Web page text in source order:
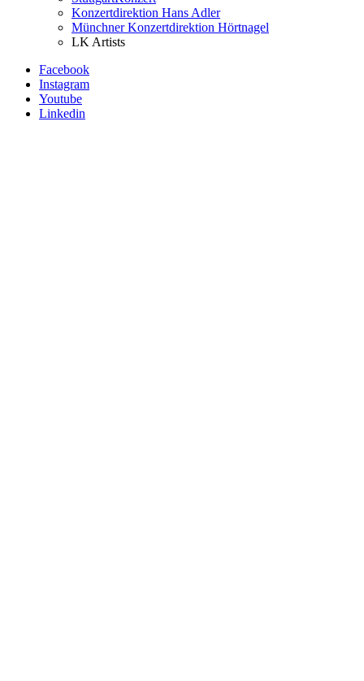
Konzertdirektion Hans Adler
Münchner Konzertdirektion Hörtnagel
LK Artists
Facebook
Instagram
Youtube
Linkedin